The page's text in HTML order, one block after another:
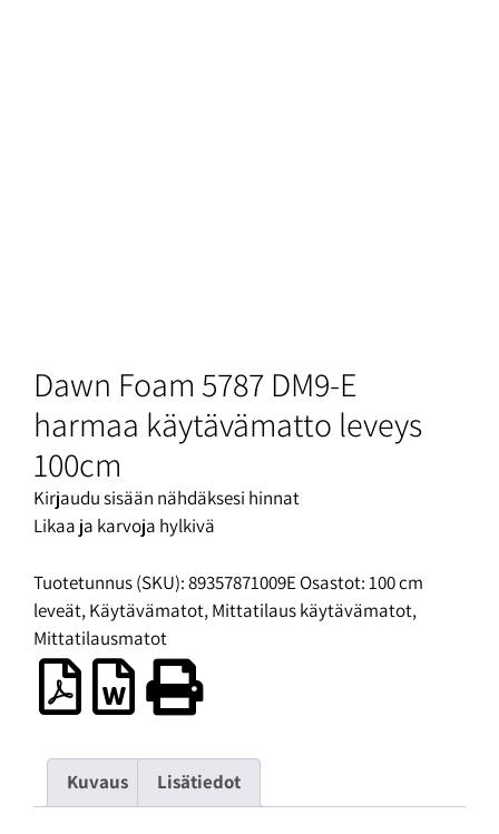
Dawn Foam 5787 DM9-E
harmaa käytävämatto leveys
100cm
Kirjaudu sisään nähdäksesi hinnat
Likaa ja karvoja hylkivä
Tuotetunnus (SKU):89357871009E Osastot:100 cm
leveät,Käytävämatot,Mittatilaus käytävämatot,
Mittatilausmatot
Kuvaus Lisätiedot